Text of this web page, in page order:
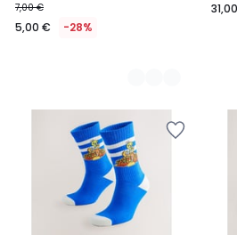
7,00 €
5,00 € -28%